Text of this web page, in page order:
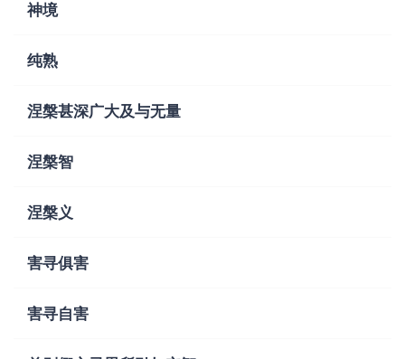
神境
纯熟
涅槃甚深广大及与无量
涅槃智
涅槃义
害寻俱害
害寻自害